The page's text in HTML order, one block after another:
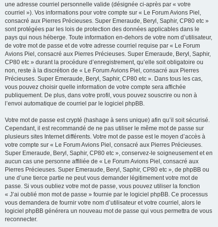
une adresse courriel personnelle valide (désignée ci-après par « votre
courriel »). Vos informations pour votre compte sur « Le Forum Avions Piel,
consacré aux Pierres Précieuses. Super Emeraude, Beryl, Saphir, CP80 etc »
sont protégées par les lois de protection des données applicables dans le
pays qui nous héberge. Toute information en-dehors de votre nom d’utilisateur,
de votre mot de passe et de votre adresse courriel requise par « Le Forum
Avions Piel, consacré aux Pierres Précieuses. Super Emeraude, Beryl, Saphir,
CP80 etc » durant la procédure d’enregistrement, qu’elle soit obligatoire ou
non, reste à la discrétion de « Le Forum Avions Piel, consacré aux Pierres
Précieuses. Super Emeraude, Beryl, Saphir, CP80 etc ». Dans tous les cas,
vous pouvez choisir quelle information de votre compte sera affichée
publiquement. De plus, dans votre profil, vous pouvez souscrire ou non à
l’envoi automatique de courriel par le logiciel phpBB.
Votre mot de passe est crypté (hashage à sens unique) afin qu’il soit sécurisé.
Cependant, il est recommandé de ne pas utiliser le même mot de passe sur
plusieurs sites Internet différents. Votre mot de passe est le moyen d’accès à
votre compte sur « Le Forum Avions Piel, consacré aux Pierres Précieuses.
Super Emeraude, Beryl, Saphir, CP80 etc », conservez-le soigneusement et en
aucun cas une personne affiliée de « Le Forum Avions Piel, consacré aux
Pierres Précieuses. Super Emeraude, Beryl, Saphir, CP80 etc », de phpBB ou
une d’une tierce partie ne peut vous demander légitimement votre mot de
passe. Si vous oubliez votre mot de passe, vous pouvez utiliser la fonction
« J’ai oublié mon mot de passe » fournie par le logiciel phpBB. Ce processus
vous demandera de fournir votre nom d’utilisateur et votre courriel, alors le
logiciel phpBB générera un nouveau mot de passe qui vous permettra de vous
reconnecter.